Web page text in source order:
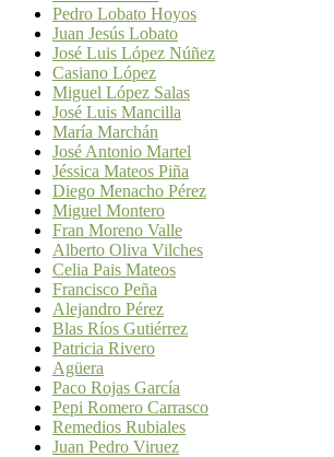
Pedro Lobato Hoyos
Juan Jesús Lobato
José Luis López Núñez
Casiano López
Miguel López Salas
José Luis Mancilla
María Marchán
José Antonio Martel
Jéssica Mateos Piña
Diego Menacho Pérez
Miguel Montero
Fran Moreno Valle
Alberto Oliva Vilches
Celia Pais Mateos
Francisco Peña
Alejandro Pérez
Blas Ríos Gutiérrez
Patricia Rivero
Agüera
Paco Rojas García
Pepi Romero Carrasco
Remedios Rubiales
Juan Pedro Viruez